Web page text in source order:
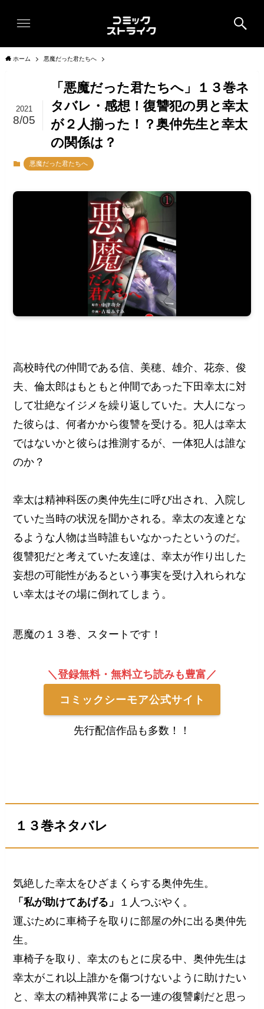
ホーム 悪魔だった君たちへ
「悪魔だった君たちへ」１３巻ネ
タバレ・感想！復讐犯の男と幸太
が２人揃った！？奥仲先生と幸太
の関係は？
2021
8/05
悪魔だった君たちへ
高校時代の仲間である信、美穂、雄介、花奈、俊
夫、倫太郎はもともと仲間であった下田幸太に対
して壮絶なイジメを繰り返していた。大人になっ
た彼らは、何者かから復讐を受ける。犯人は幸太
ではないかと彼らは推測するが、一体犯人は誰な
のか？
幸太は精神科医の奥仲先生に呼び出され、入院し
ていた当時の状況を聞かされる。幸太の友達とな
るような人物は当時誰もいなかったというのだ。
復讐犯だと考えていた友達は、幸太が作り出した
妄想の可能性があるという事実を受け入れられな
い幸太はその場に倒れてしまう。
悪魔の１３巻、スタートです！
＼登録無料・無料立ち読みも豊富／
コミックシーモア公式サイト
先行配信作品も多数！！
１３巻ネタバレ
気絶した幸太をひざまくらする奥仲先生。
「私が助けてあげる」
１人つぶやく。
運ぶために車椅子を取りに部屋の外に出る奥仲先
生。
車椅子を取り、幸太のもとに戻る中、奥仲先生は
幸太がこれ以上誰かを傷つけないように助けたい
と、幸太の精神異常による一連の復讐劇だと思っ